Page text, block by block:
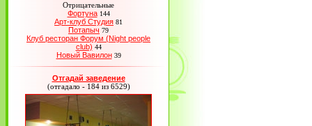
Отрицательные
Фортуна 144
Арт-клуб Студия 81
Потапыч 79
Клуб ресторан Форум (Night people
club) 44
Новый Вавилон 39
Отгадай заведение
(отгадало - 184 из 6529)